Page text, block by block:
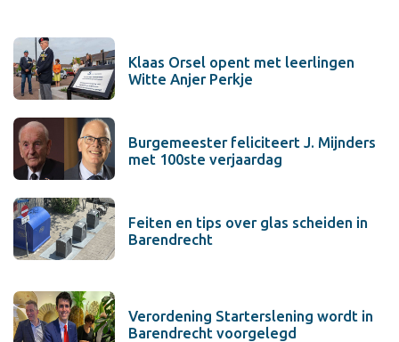
Klaas Orsel opent met leerlingen
Witte Anjer Perkje
Burgemeester feliciteert J. Mijnders
met 100ste verjaardag
Feiten en tips over glas scheiden in
Barendrecht
Verordening Starterslening wordt in
Barendrecht voorgelegd